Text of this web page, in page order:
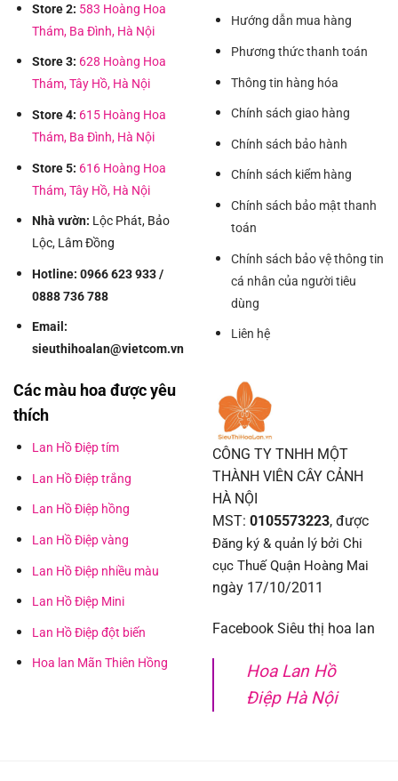
Store 2: 583 Hoàng Hoa
Thám, Ba Đình, Hà Nội
Store 3: 628 Hoàng Hoa
Thám, Tây Hồ, Hà Nội
Store 4: 615 Hoàng Hoa
Thám, Ba Đình, Hà Nội
Store 5: 616 Hoàng Hoa
Thám, Tây Hồ, Hà Nội
Nhà vườn: Lộc Phát, Bảo
Lộc, Lâm Đồng
Hotline: 0966 623 933 /
0888 736 788
Email:
sieuthihoalan@vietcom.vn
Hướng dẫn mua hàng
Phương thức thanh toán
Thông tin hàng hóa
Chính sách giao hàng
Chính sách bảo hành
Chính sách kiểm hàng
Chính sách bảo mật thanh
toán
Chính sách bảo vệ thông tin
cá nhân của người tiêu
dùng
Liên hệ
Các màu hoa được yêu
thích
Lan Hồ Điệp tím
Lan Hồ Điệp trắng
Lan Hồ Điệp hồng
Lan Hồ Điệp vàng
Lan Hồ Điệp nhiều màu
Lan Hồ Điệp Mini
Lan Hồ Điệp đột biến
Hoa lan Mãn Thiên Hồng
CÔNG TY TNHH MỘT
THÀNH VIÊN CÂY CẢNH
HÀ NỘI
MST: 0105573223, được
Đăng ký & quản lý bởi Chi
cục Thuế Quận Hoàng Mai
ngày 17/10/2011
Facebook Siêu thị hoa lan
Hoa Lan Hồ
Điệp Hà Nội